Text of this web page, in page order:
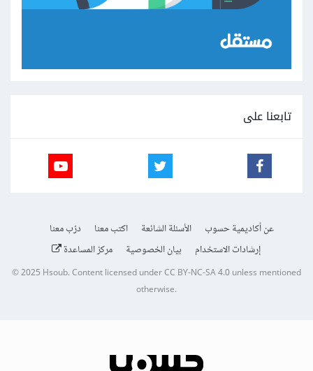
تابعنا على
عن أكاديمية حسوب الأسئلة الشائعة اكتب معنا
درّب معنا
إرشادات الاستخدام
بيان الخصوصية مركز المساعدة
© 2025Hsoub.Content licensed underCC BY-NC-SA 4.0unless mentioned
otherwise.